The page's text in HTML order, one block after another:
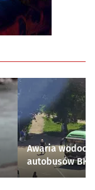
Awaria
autobusów